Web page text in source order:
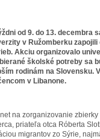
od 9. do 13. decembra
v Ružomberku
Akciu organizovalo univ
školské potreby sa
rodinám na Slovensku.
v Libanone.
na zorganizovanie
priateľa otca Róberta
migrantov zo Sýrie,